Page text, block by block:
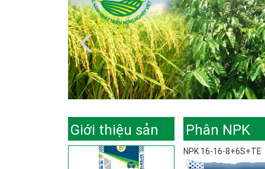
Giới thiệu sản
phẩm
Phân NPK
NPK 16-16-8+6S+TE